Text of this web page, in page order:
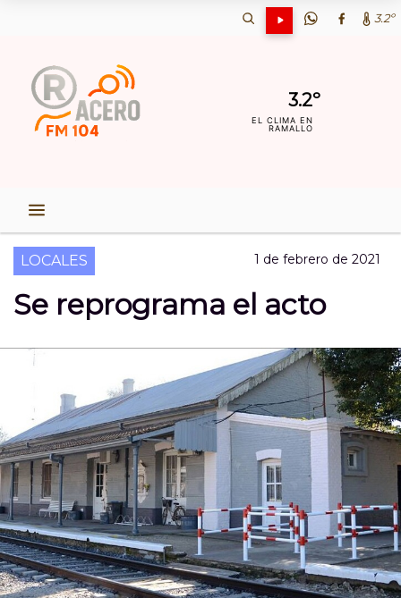
3.2º
3.2º
EL CLIMA EN
RAMALLO
LOCALES 1 de febrero de 2021
Se reprograma el acto